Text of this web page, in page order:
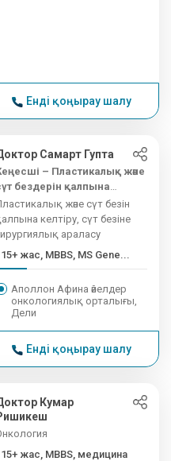
Енді қоңырау шалу
Самарт Гупта
– Пластикалық және
бездерін қалпына
хирургиясы
және сүт безін
келтіру, сүт безіне
араласу
15+ жас, MBBS, MS Gene...
Аполлон Афина әйелдер
онкологиялық орталығы,
Дели
Енді қоңырау шалу
Кумар
15+ жас, MBBS, медицина